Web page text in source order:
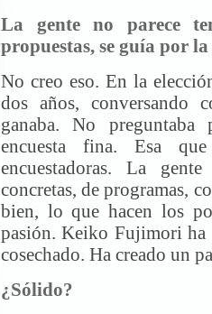
La gente no parece
propuestas, se guía por
No creo eso. En la
dos años, conversando
ganaba. No
encuesta fina. Esa
encuestadoras. La
concretas, de programas,
bien, lo que hacen los
pasión. Keiko Fujimori ha
cosechado. Ha creado un
¿Sólido?